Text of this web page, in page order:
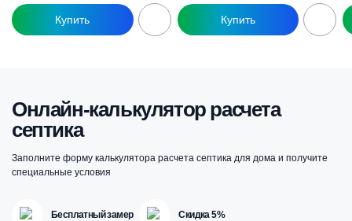
Онлайн-калькулятор расчета
септика
Заполните форму калькулятора расчета септика для дома и получите
специальные условия
Бесплатный замер Скидка 5%